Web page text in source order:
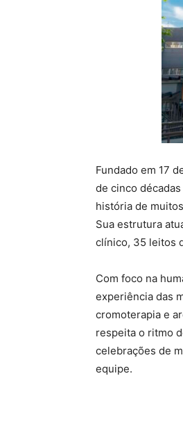
Fundado em 17
de cinco
história de
Sua estrutura
clínico, 35 leitos
Com foco na
experiência das
cromoterapia e
respeita o ritmo
celebrações de
equipe.